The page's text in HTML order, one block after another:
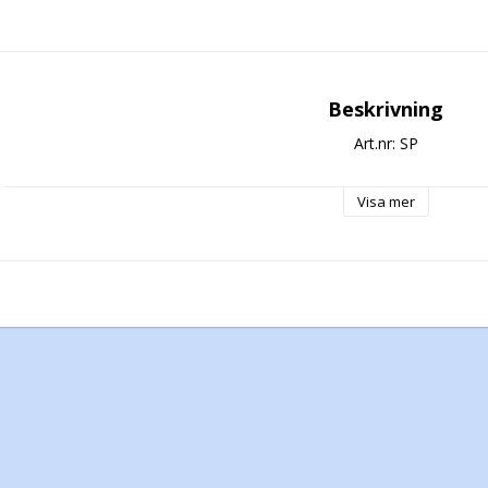
Beskrivning
Art.nr: SP
Visa mer